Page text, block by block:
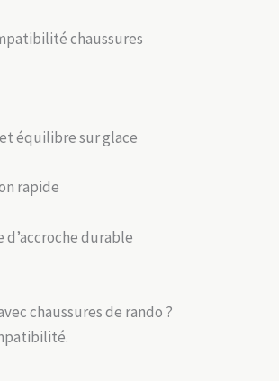
chaussures
équilibre sur glace
rapide
d’accroche durable
chaussures de rando ?